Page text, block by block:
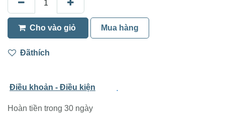
Cho vào giỏ Mua hàng
Đãthích
Điều khoản - Điều kiện .
Hoàn tiền trong 30 ngày